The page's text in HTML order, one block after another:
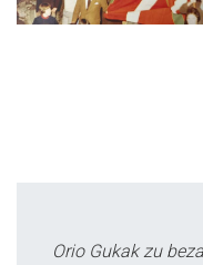
Orio Gukak zu